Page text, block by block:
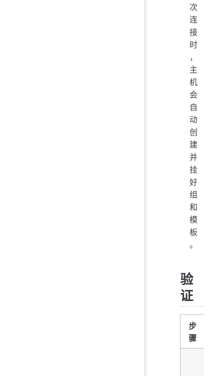
次
连
接
时
，
主
机
会
自
动
创
建
并
挂
好
组
和
模
板
。
验
证
步
骤